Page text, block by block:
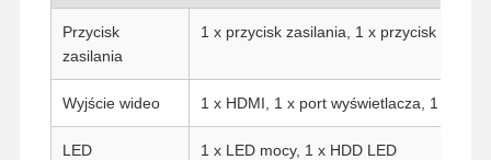
Przycisk
zasilania
1 x przycisk zasilania, 1 x przycisk resetu
Wyjście wideo 1 x HDMI, 1 x port wyświetlacza, 1 x VGA
LED 1 x LED mocy, 1 x HDD LED